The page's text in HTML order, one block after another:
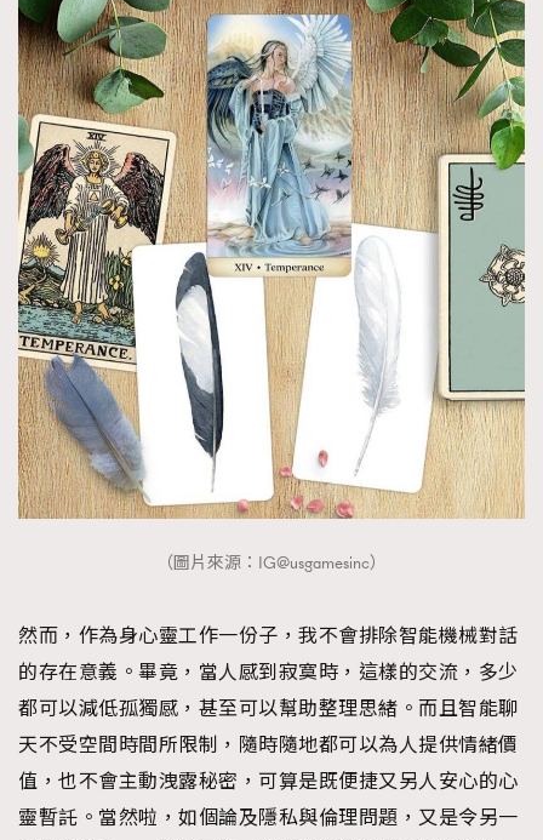
（圖片來源：IG@usgamesinc）
然而，作為身心靈工作一份子，我不會排除智能機械對話
的存在意義。畢竟，當人感到寂寞時，這樣的交流，多少
都可以減低孤獨感，甚至可以幫助整理思緒。而且智能聊
天不受空間時間所限制，隨時隨地都可以為人提供情緒價
值，也不會主動洩露秘密，可算是既便捷又另人安心的心
靈暫託。當然啦，如個論及隱私與倫理問題，又是令另一